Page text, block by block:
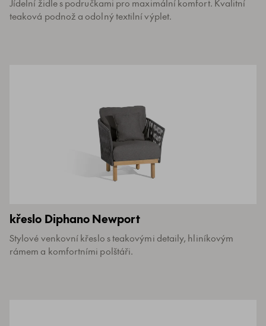
Jídelní židle s područkami pro maximální komfort. Kvalitní
teaková podnož a odolný textilní výplet.
křeslo Diphano Newport
Stylové venkovní křeslo s teakovými detaily, hliníkovým
rámem a komfortními polštáři.